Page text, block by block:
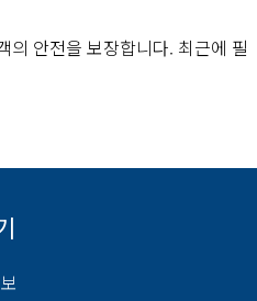
안전을 보장합니다. 최근에 필